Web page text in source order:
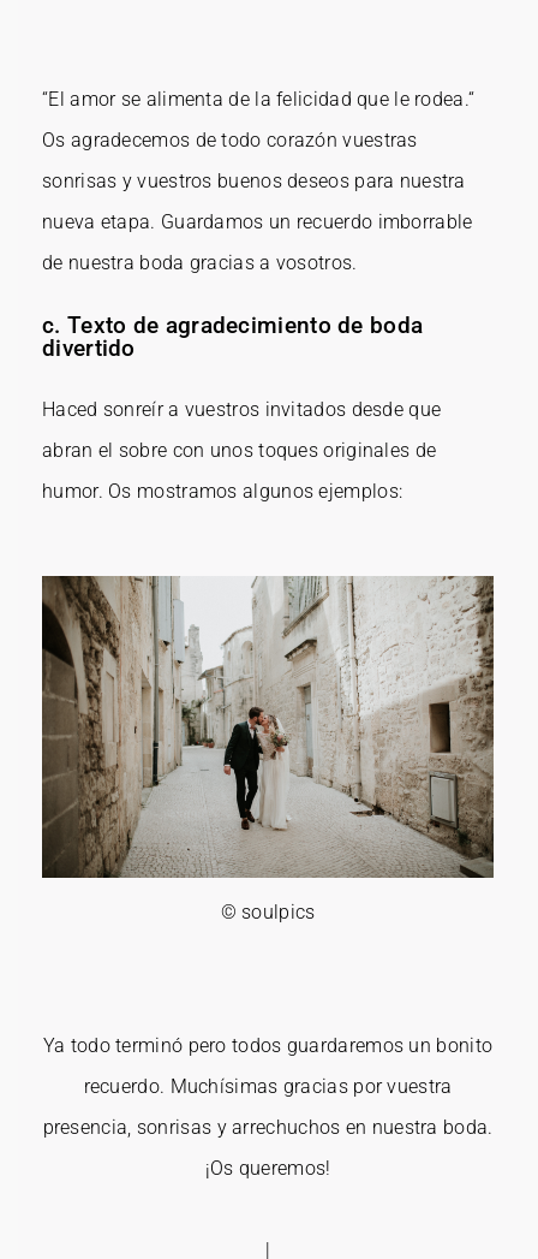
“El amor se alimenta de la felicidad que le rodea.“
Os agradecemos de todo corazón vuestras
sonrisas y vuestros buenos deseos para nuestra
nueva etapa. Guardamos un recuerdo imborrable
de nuestra boda gracias a vosotros.
c. Texto de agradecimiento de boda
divertido
Haced sonreír a vuestros invitados desde que
abran el sobre con unos toques originales de
humor. Os mostramos algunos ejemplos:
© soulpics
Ya todo terminó pero todos guardaremos un bonito
recuerdo. Muchísimas gracias por vuestra
presencia, sonrisas y arrechuchos en nuestra boda.
¡Os queremos!
|